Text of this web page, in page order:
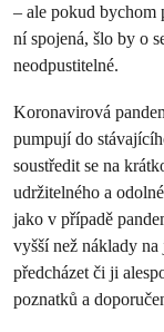
– ale pokud bychom
ní spojená, šlo by o
neodpustitelné.
Koronavirová
pumpují do
soustředit se na
udržitelného a
jako v případě
vyšší než náklady
předcházet či ji
poznatků a